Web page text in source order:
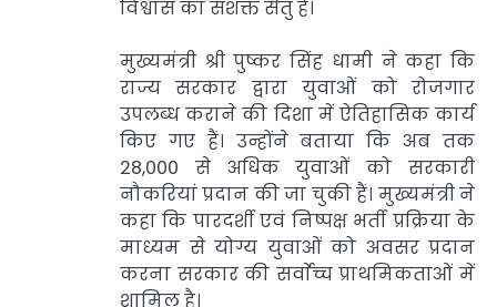
विश्वास का सशक्त सेतु है।
मुख्यमंत्री श्री पुष्कर सिंह धामी ने कहा कि
राज्य सरकार द्वारा युवाओं को रोजगार
उपलब्ध कराने की दिशा में ऐतिहासिक कार्य
किए गए हैं। उन्होंने बताया कि अब तक
28,000 से अधिक युवाओं को सरकारी
नौकरियां प्रदान की जा चुकी हैं। मुख्यमंत्री ने
कहा कि पारदर्शी एवं निष्पक्ष भर्ती प्रक्रिया के
माध्यम से योग्य युवाओं को अवसर प्रदान
करना सरकार की सर्वाेच्च प्राथमिकताओं में
शामिल है।